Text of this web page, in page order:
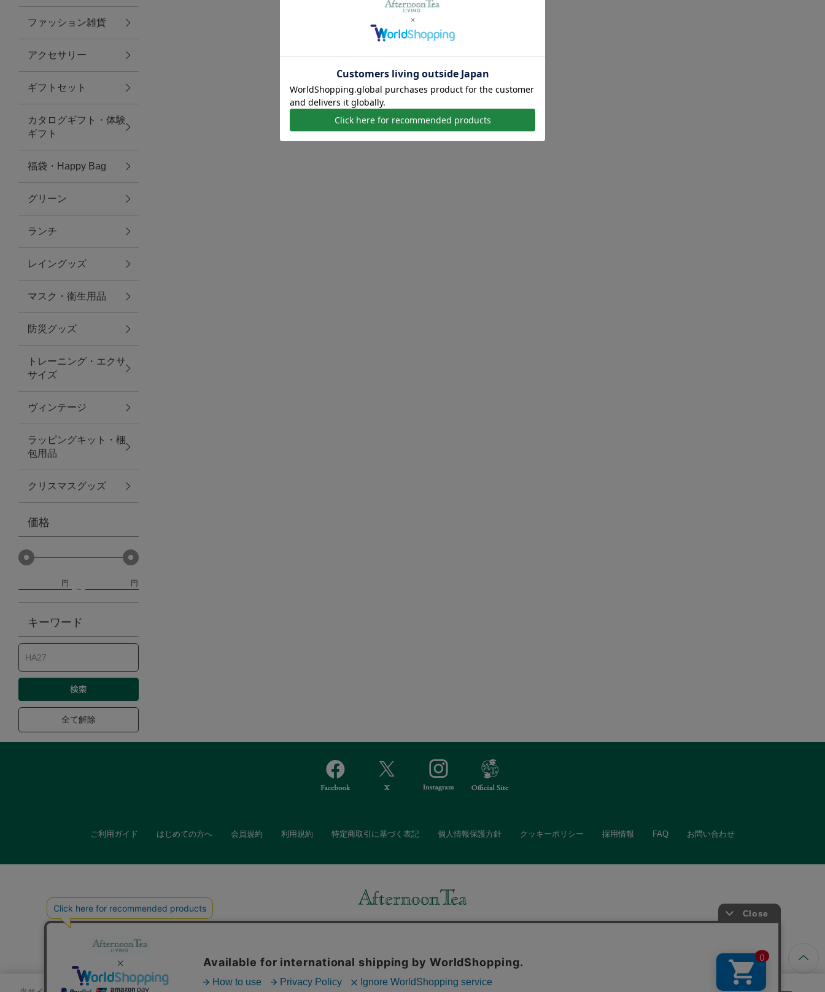
バス＆ビューティー
タオル
ウエア＆バッグ
ウエア
レイングッズ
アクセサリー
ファッション雑貨
ファッショングッズ
スマホケース・アクセサリー
ポーチ
ステーショナリー
その他
紅茶・フード
防災グッズ・非常食
トレーニング
ヴィンテージ
ファッション雑貨
アクセサリー
ギフトセット
カタログギフト・体験
ギフト
福袋・Happy Bag
グリーン
ランチ
レイングッズ
マスク・衛生用品
防災グッズ
トレーニング・エクサ
サイズ
ヴィンテージ
ラッピングキット・梱
包用品
クリスマスグッズ
価格
円 円
キーワード
全て解除
ご利用ガイド はじめての方へ 会員規約 利用規約 特定商取引に基づく表記 個人情報保護方針 クッキーポリシー 採用情報 FAQ お問い合わせ
また、ギフトセットなどギフトにぴったりの豊富な商品がラインナップ。
「ソーシャルギフト」サービスもご提供しています。